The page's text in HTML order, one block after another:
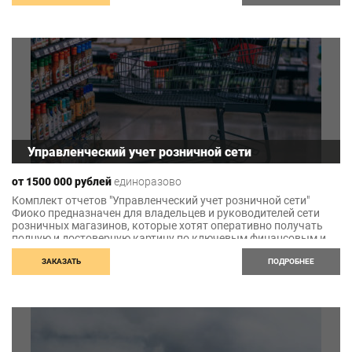
более детального контроля.
Управленческий учет розничной сети
от 1500 000 рублейединоразово
Комплект отчетов "Управленческий учет розничной сети"
Фиоко предназначен для владельцев и руководителей сети
розничных магазинов, которые хотят оперативно получать
полную и достоверную картину по ключевым финансовым и
операционным показателям. Отчеты помогают
контролировать эффективность торговых точек, управлять
ассортиментом, издержками и денежными потоками, а также
ЗАКАЗАТЬ ПОДРОБНЕЕ